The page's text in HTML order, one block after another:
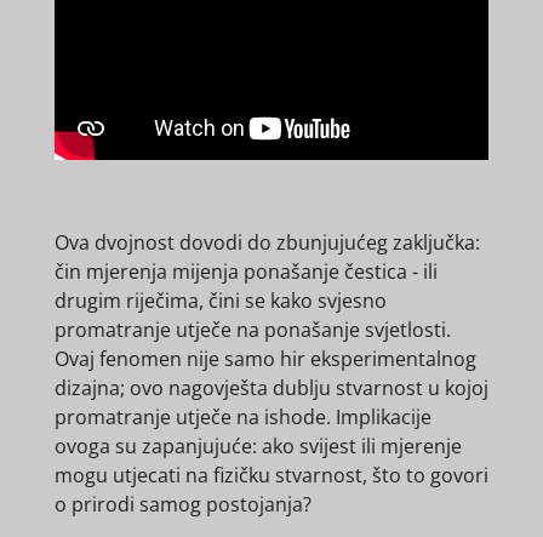
Ova dvojnost dovodi do zbunjujućeg zaključka:
čin mjerenja mijenja ponašanje čestica - ili
drugim riječima, čini se kako svjesno
promatranje utječe na ponašanje svjetlosti.
Ovaj fenomen nije samo hir eksperimentalnog
dizajna; ovo nagovješta dublju stvarnost u kojoj
promatranje utječe na ishode. Implikacije
ovoga su zapanjujuće: ako svijest ili mjerenje
mogu utjecati na fizičku stvarnost, što to govori
o prirodi samog postojanja?